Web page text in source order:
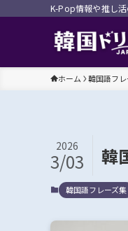
K-Pop情報や推し
ホーム 韓国語フ
韓
2026
3/03
韓国語フレーズ集